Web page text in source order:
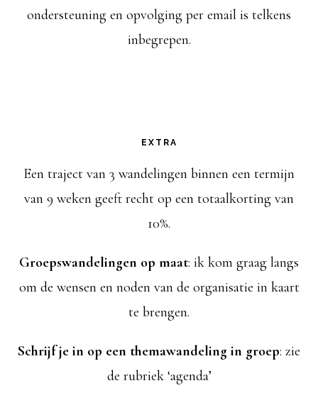
ondersteuning en opvolging per email is telkens
inbegrepen.
EXTRA
Een traject van 3 wandelingen binnen een termijn
van 9 weken geeft recht op een totaalkorting van
10%.
Groepswandelingen op maat: ik kom graag langs
om de wensen en noden van de organisatie in kaart
te brengen.
Schrijf je in op een themawandeling in groep: zie
de rubriek ‘agenda’